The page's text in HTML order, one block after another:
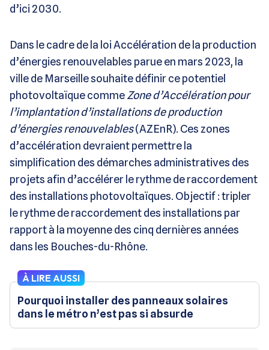
d’ici 2030.
Dans le cadre de la loi Accélération de la production
d’énergies renouvelables parue en mars 2023, la
ville de Marseille souhaite définir ce potentiel
photovoltaïque commeZone d’Accélération pour
l’implantation d’installations de production
d’énergies renouvelables(AZEnR). Ces zones
d’accélération devraient permettre la
simplification des démarches administratives des
projets afin d’accélérer le rythme de raccordement
des installations photovoltaïques. Objectif : tripler
le rythme de raccordement des installations par
rapport à la moyenne des cinq dernières années
dans les Bouches-du-Rhône.
À LIRE AUSSI
Pourquoi installer des panneaux solaires
dans le métro n’est pas si absurde